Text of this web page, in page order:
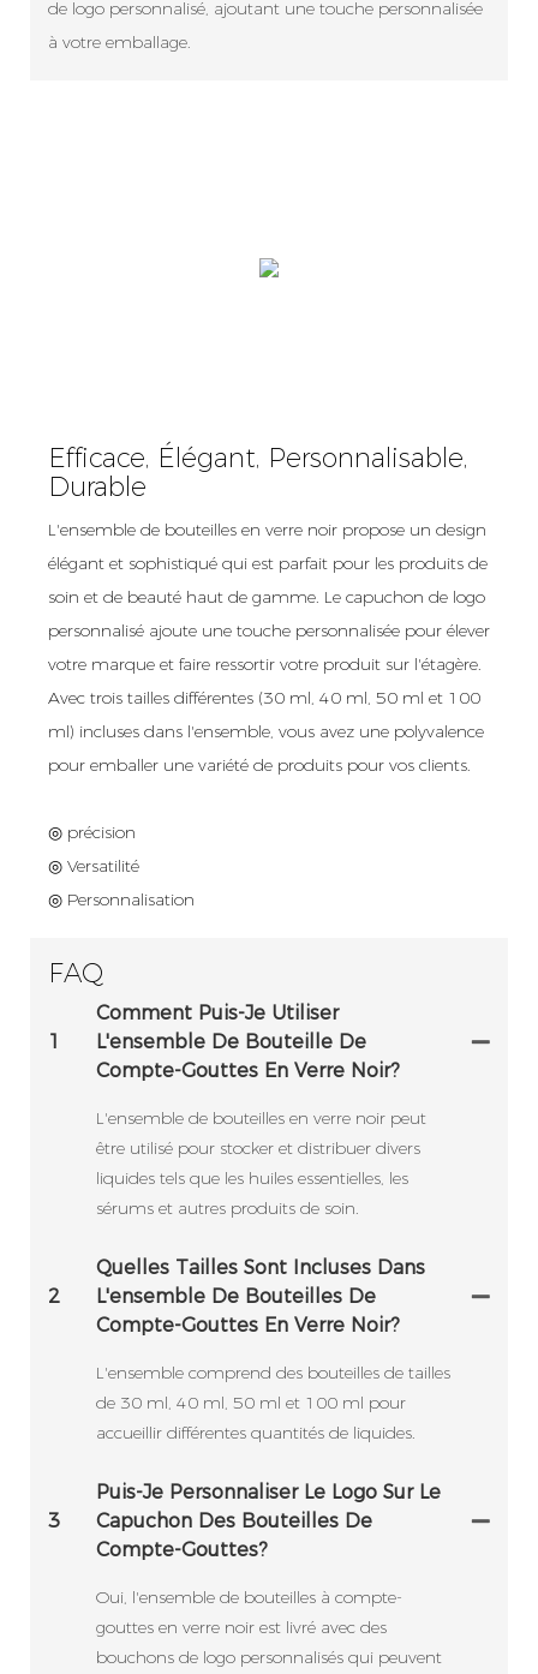
de logo personnalisé, ajoutant une touche personnalisée
à votre emballage.
Efficace, Élégant, Personnalisable,
Durable
L'ensemble de bouteilles en verre noir propose un design
élégant et sophistiqué qui est parfait pour les produits de
soin et de beauté haut de gamme. Le capuchon de logo
personnalisé ajoute une touche personnalisée pour élever
votre marque et faire ressortir votre produit sur l'étagère.
Avec trois tailles différentes (30 ml, 40 ml, 50 ml et 100
ml) incluses dans l'ensemble, vous avez une polyvalence
pour emballer une variété de produits pour vos clients.
◎ précision
◎ Versatilité
◎ Personnalisation
FAQ
1
Comment Puis-Je Utiliser
L'ensemble De Bouteille De
Compte-Gouttes En Verre Noir?
L'ensemble de bouteilles en verre noir peut
être utilisé pour stocker et distribuer divers
liquides tels que les huiles essentielles, les
sérums et autres produits de soin.
2
Quelles Tailles Sont Incluses Dans
L'ensemble De Bouteilles De
Compte-Gouttes En Verre Noir?
L'ensemble comprend des bouteilles de tailles
de 30 ml, 40 ml, 50 ml et 100 ml pour
accueillir différentes quantités de liquides.
3
Puis-Je Personnaliser Le Logo Sur Le
Capuchon Des Bouteilles De
Compte-Gouttes?
Oui, l'ensemble de bouteilles à compte-
gouttes en verre noir est livré avec des
bouchons de logo personnalisés qui peuvent